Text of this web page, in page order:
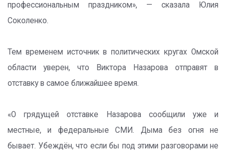
профессиональным праздником», — сказала Юлия
Соколенко.
Тем временем источник в политических кругах Омской
области уверен, что Виктора Назарова отправят в
отставку в самое ближайшее время.
«О грядущей отставке Назарова сообщили уже и
местные, и федеральные СМИ. Дыма без огня не
бывает. Убеждён, что если бы под этими разговорами не